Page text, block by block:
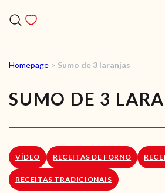
RECEITAS
VÍDEOS
RECEITAS
SOBRE
LOJA
Homepage > Sumo de 3 laranjas
SUMO DE 3
VÍDEO RECEITAS DE FORNO
RECEITAS TRADICIONAIS